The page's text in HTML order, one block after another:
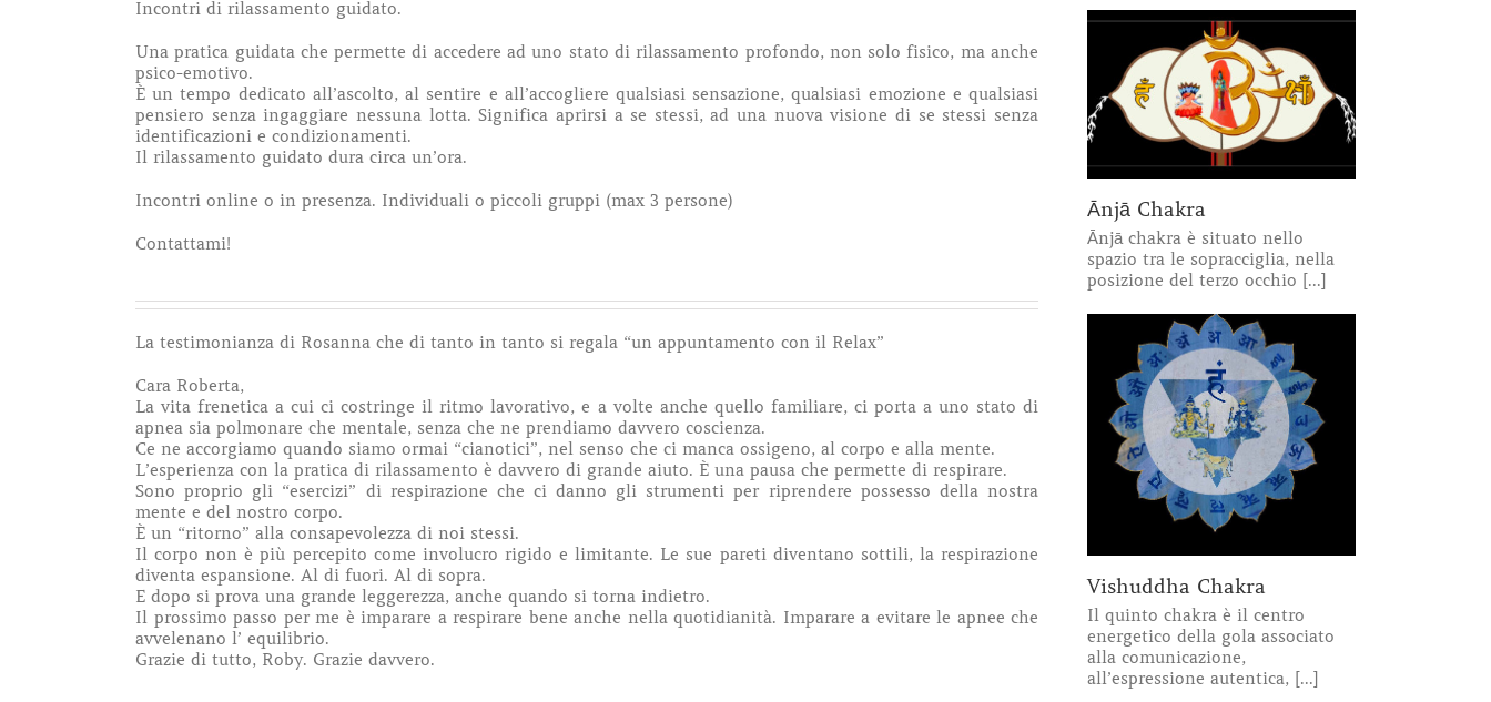
Incontri di rilassamento guidato.
Una pratica guidata che permette di accedere ad uno stato di rilassamento profondo, non solo fisico, ma anche
psico-emotivo.
È un tempo dedicato all’ascolto, al sentire e all’accogliere qualsiasi sensazione, qualsiasi emozione e qualsiasi
pensiero senza ingaggiare nessuna lotta. Significa aprirsi a se stessi, ad una nuova visione di se stessi senza
identificazioni e condizionamenti.
Il rilassamento guidato dura circa un’ora.
Incontri online o in presenza. Individuali o piccoli gruppi (max 3 persone)
Contattami!
La testimonianza di Rosanna che di tanto in tanto si regala “un appuntamento con il Relax”
Cara Roberta,
La vita frenetica a cui ci costringe il ritmo lavorativo, e a volte anche quello familiare, ci porta a uno stato di
apnea sia polmonare che mentale, senza che ne prendiamo davvero coscienza.
Ce ne accorgiamo quando siamo ormai “cianotici”, nel senso che ci manca ossigeno, al corpo e alla mente.
L’esperienza con la pratica di rilassamento è davvero di grande aiuto. È una pausa che permette di respirare.
Sono proprio gli “esercizi” di respirazione che ci danno gli strumenti per riprendere possesso della nostra
mente e del nostro corpo.
È un “ritorno” alla consapevolezza di noi stessi.
Il corpo non è più percepito come involucro rigido e limitante. Le sue pareti diventano sottili, la respirazione
diventa espansione. Al di fuori. Al di sopra.
E dopo si prova una grande leggerezza, anche quando si torna indietro.
Il prossimo passo per me è imparare a respirare bene anche nella quotidianità. Imparare a evitare le apnee che
avvelenano l’ equilibrio.
Grazie di tutto, Roby. Grazie davvero.
Ānjā Chakra
Ānjā chakra è situato nello
spazio tra le sopracciglia, nella
posizione del terzo occhio [...]
Vishuddha Chakra
Il quinto chakra è il centro
energetico della gola associato
alla comunicazione,
all’espressione autentica, [...]